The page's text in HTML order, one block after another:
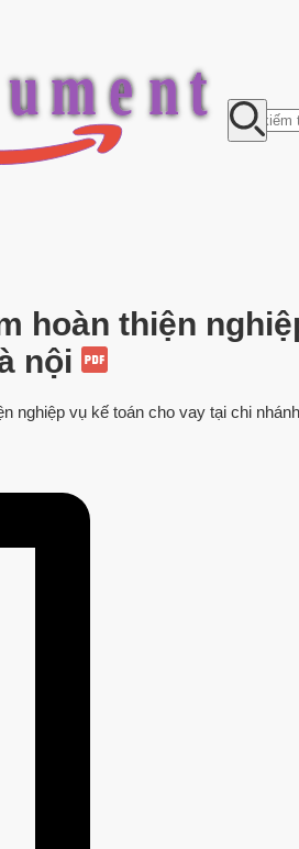
ument
hoàn thiện
nội
nghiệp vụ kế toán cho vay tại chi